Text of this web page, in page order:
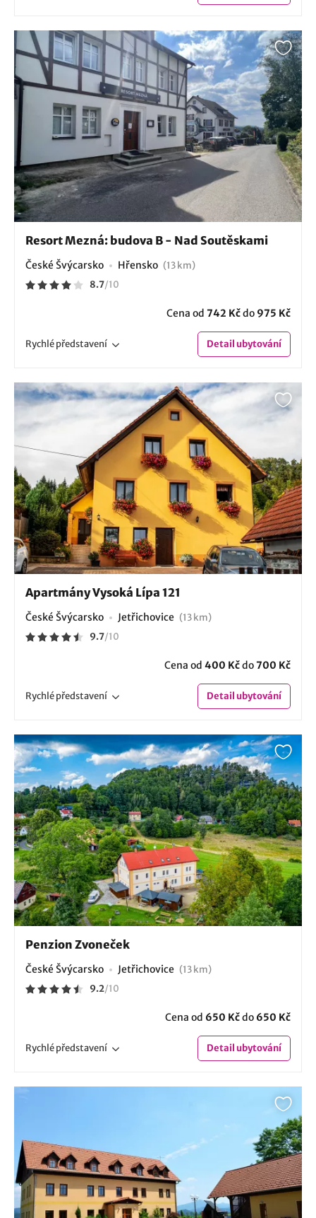
Resort Mezná: budova B - Nad Soutěskami
České Švýcarsko Hřensko (13 km)
8.7/10
Cena od 742 Kčdo 975 Kč
Rychlépředstavení Detailubytování
Apartmány Vysoká Lípa 121
České Švýcarsko Jetřichovice (13 km)
9.7/10
Cena od 400 Kčdo700 Kč
Rychlépředstavení Detailubytování
Penzion Zvoneček
České Švýcarsko Jetřichovice (13 km)
9.2/10
Cena od 650 Kčdo 650 Kč
Rychlépředstavení Detailubytování